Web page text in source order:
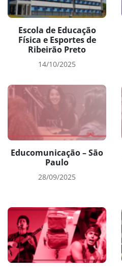
Escola de Educação
Física e Esportes de
Ribeirão Preto
14/10/2025
Educomunicação – São
Paulo
28/09/2025